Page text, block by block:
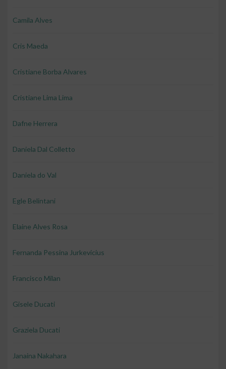
Camila Alves
Cris Maeda
Cristiane Borba Alvares
Cristiane Lima Lima
Dafne Herrera
Daniela Dal Colletto
Daniela do Val
Egle Belintani
Elaine Alves Rosa
Fernanda Pessina Jurkevicius
Francisco Milan
Gisele Ducati
Graziela Ducati
Janaina Nakahara